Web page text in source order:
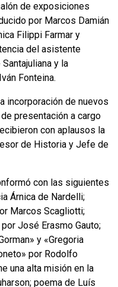
de exposiciones
por Marcos Damián
Filippi Farmar y
del asistente
y la
Fonteina.
incorporación de nuevos
presentación a cargo
con aplausos la
de Historia y Jefe de
con las siguientes
Árnica de Nardelli;
Marcos Scagliotti;
José Erasmo Gauto;
y «Gregoria
por Rodolfo
una alta misión en la
poema de Luís